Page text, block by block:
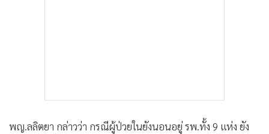
พญ.ลลิตยา กล่าวว่า กรณีผู้ป่วยในยังนอนอยู่ รพ.ทั้ง 9 แห่ง ยัง